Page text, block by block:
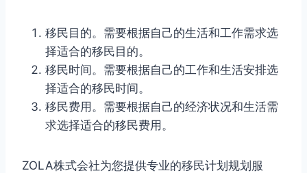
移民目的。需要根据自己的生活和工作需求选
择适合的移民目的。
移民时间。需要根据自己的工作和生活安排选
择适合的移民时间。
移民费用。需要根据自己的经济状况和生活需
求选择适合的移民费用。
ZOLA株式会社为您提供专业的移民计划规划服